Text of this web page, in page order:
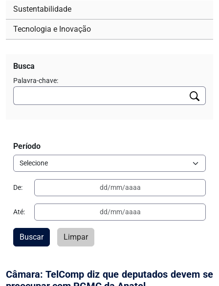
Câmara: TelComp diz que deputados devem se
Sustentabilidade
Tecnologia e Inovação
Busca
Palavra-chave:
Período
De:
Até:
Buscar Limpar